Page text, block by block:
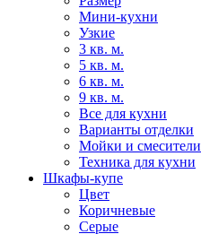
Мини-кухни
Узкие
3 кв. м.
5 кв. м.
6 кв. м.
9 кв. м.
Все для кухни
Варианты отделки
Мойки и смесители
Техника для кухни
Шкафы-купе
Цвет
Коричневые
Серые